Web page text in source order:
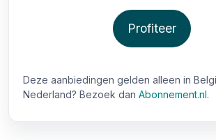
Profiteer
Deze aanbiedingen gelden alleen in
Nederland? Bezoek dan Abonnement.nl.